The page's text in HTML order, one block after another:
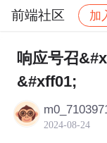
前端社区 加
社区 前端社区
响应号召
&#xff01;
2024-08-24